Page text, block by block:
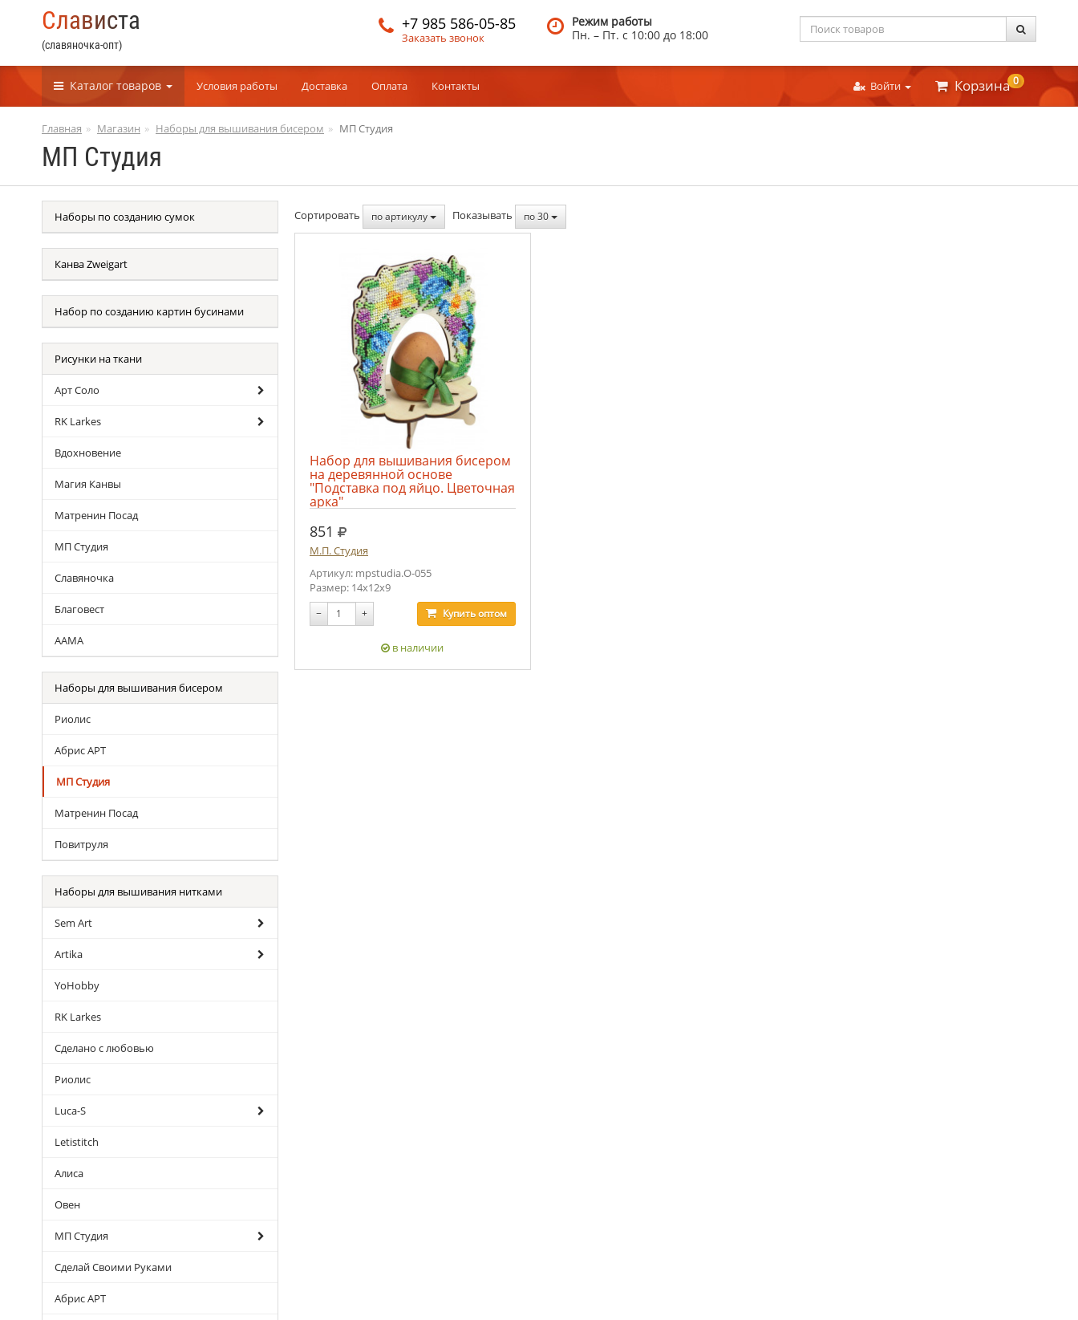
Слависта
(славяночка-опт)
+7 985 586-05-85
Заказать звонок
Режим работы
Пн. – Пт. c 10:00 до 18:00
Каталог товаров Войти Корзина0
Условия работы Доставка Оплата Контакты
Главная Магазин Наборы для вышивания бисером МП Студия
МП Студия
Наборы по созданию сумок
Канва Zweigart
Набор по созданию картин бусинами
Рисунки на ткани
Арт Соло
RK Larkes
Вдохновение
Магия Канвы
Матренин Посад
МП Студия
Славяночка
Благовест
ААМА
Наборы для вышивания бисером
Риолис
Абрис АРТ
МП Студия
Матренин Посад
Повитруля
Наборы для вышивания нитками
Sem Art
Artika
YoHobby
RK Larkes
Сделано с любовью
Риолис
Luca-S
Letistitch
Алиса
Овен
МП Студия
Сделай Своими Руками
Абрис АРТ
Сортировать по артикулу Показывать по 30
Набор для вышивания бисером
на деревянной основе
"Подставка под яйцо. Цветочная
арка"
851 руб.
М.П. Студия
Артикул: mpstudia.О-055
Размер: 14х12х9
− + Купитьоптом
в наличии